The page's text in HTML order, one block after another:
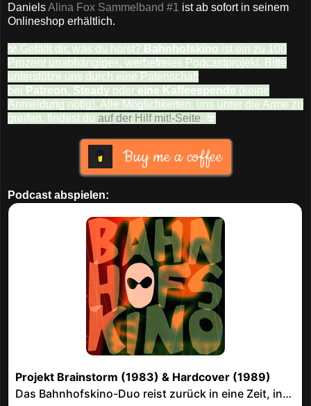
DanielsAlina Fox Sammelband #1 ist ab sofort in seinem
Onlineshop erhältlich.
☢ Gefällt dir, was du hörst? Bahnhofskino ist ein zu 100
Prozent unabhängiges, werbefreies Podcastprojekt. Bitte
unterstütze uns durch eine Patenschaft
bei Patreon, Steady oder eine Kaffeespende (keine
Anmeldung nötig). Alle Möglichkeiten, uns unter die Arme zu
greifen, findest du auf der Hilf mit!-Seite. ☢
Buy me a coffee
Podcast abspielen: